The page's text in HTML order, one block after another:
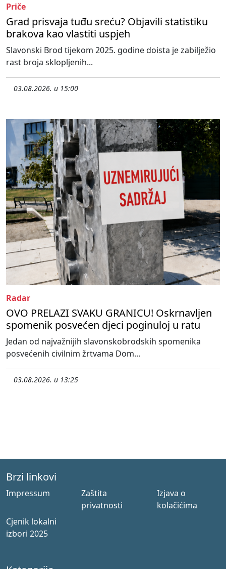
Priče
Grad prisvaja tuđu sreću? Objavili statistiku
brakova kao vlastiti uspjeh
Slavonski Brod tijekom 2025. godine doista je zabilježio
rast broja sklopljenih...
03.08.2026. u 15:00
Radar
OVO PRELAZI SVAKU GRANICU! Oskrnavljen
spomenik posvećen djeci poginuloj u ratu
Jedan od najvažnijih slavonskobrodskih spomenika
posvećenih civilnim žrtvama Dom...
03.08.2026. u 13:25
Brzi linkovi
Impressum
Zaštita
privatnosti
Izjava o
kolačićima
Cjenik lokalni
izbori 2025